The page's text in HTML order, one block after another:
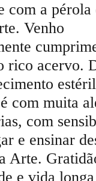
com a pérola
Venho
rico acervo.
com muita
com
e ensinar
Arte.
e vida